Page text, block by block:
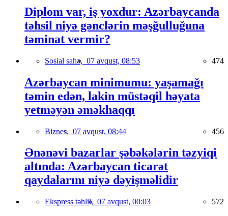
Diplom var, iş yoxdur: Azərbaycanda
təhsil niyə gənclərin məşğulluğuna
təminat vermir?
Sosial sahə, 07 avqust, 08:53 474
Azərbaycan minimumu: yaşamağı
təmin edən, lakin müstəqil həyata
yetməyən əməkhaqqı
Biznes, 07 avqust, 08:44 456
Ənənəvi bazarlar şəbəkələrin təzyiqi
altında: Azərbaycan ticarət
qaydalarını niyə dəyişməlidir
Ekspress təhlil, 07 avqust, 00:03 572